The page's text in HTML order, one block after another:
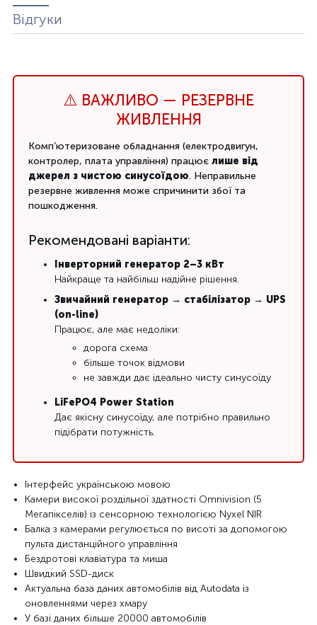
Відгуки
⚠️ ВАЖЛИВО — РЕЗЕРВНЕ
ЖИВЛЕННЯ
Комп’ютеризоване обладнання (електродвигун,
контролер, плата управління) працює лише від
джерел з чистою синусоїдою. Неправильне
резервне живлення може спричинити збої та
пошкодження.
Рекомендовані варіанти:
Інверторний генератор 2–3 кВт
Найкраще та найбільш надійне рішення.
Звичайний генератор → стабілізатор → UPS
(on-line)
Працює, але має недоліки:
дорога схема
більше точок відмови
не завжди дає ідеально чисту синусоїду
LiFePO4 Power Station
Дає якісну синусоїду, але потрібно правильно
підібрати потужність.
Інтерфейс українською мовою
Камери високої роздільної здатності Omnivision (5
Мегапікселів) із сенсорною технологією Nyxel NIR
Балка з камерами регулюється по висоті за допомогою
пульта дистанційного управління
Бездротові клавіатура та миша
Швидкий SSD-диск
Актуальна база даних автомобілів від Autodata із
оновленнями через хмару
У базі даних більше 20000 автомобілів